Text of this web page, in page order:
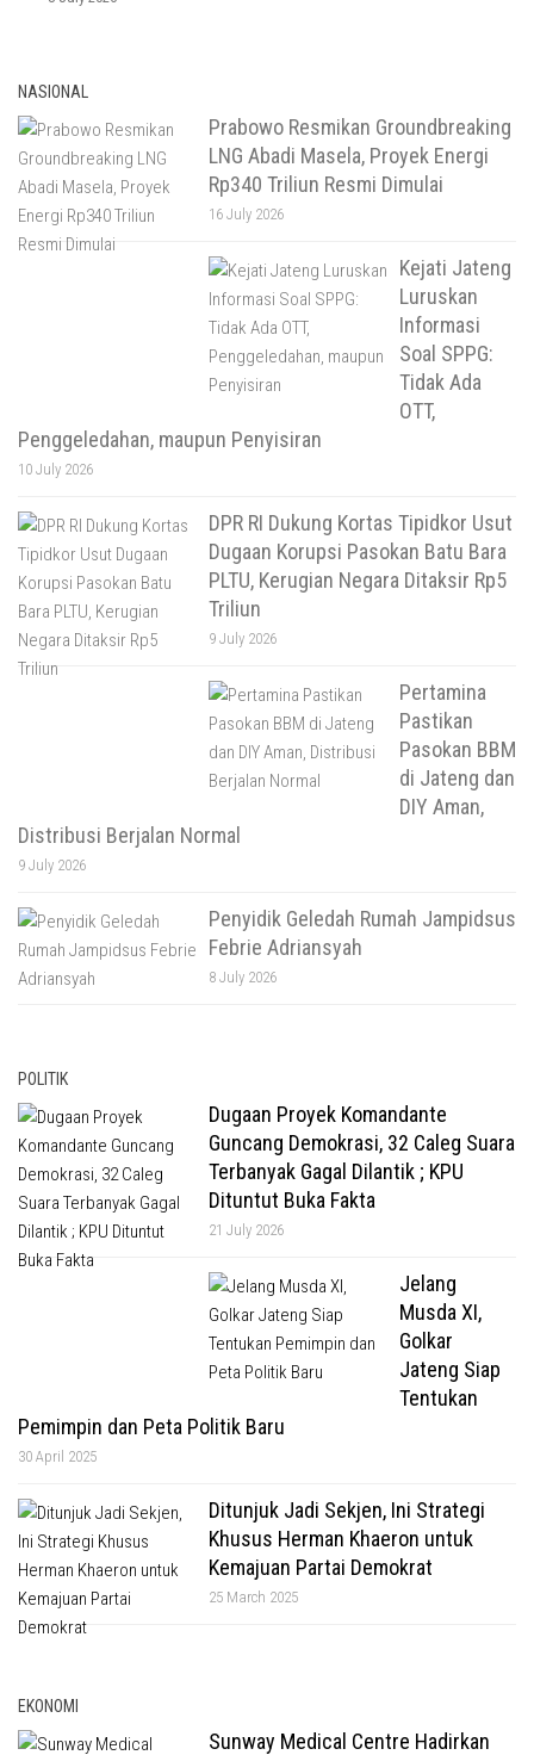
NASIONAL
Prabowo Resmikan Groundbreaking
LNG Abadi Masela, Proyek Energi
Rp340 Triliun Resmi Dimulai
16 July 2026
Kejati Jateng
Luruskan
Informasi
Soal SPPG:
Tidak Ada
OTT,
Penggeledahan, maupun Penyisiran
10 July 2026
DPR RI Dukung Kortas Tipidkor Usut
Dugaan Korupsi Pasokan Batu Bara
PLTU, Kerugian Negara Ditaksir Rp5
Triliun
9 July 2026
Pertamina
Pastikan
Pasokan BBM
di Jateng dan
DIY Aman,
Distribusi Berjalan Normal
9 July 2026
Penyidik Geledah Rumah Jampidsus
Febrie Adriansyah
8 July 2026
POLITIK
Dugaan Proyek Komandante
Guncang Demokrasi, 32 Caleg Suara
Terbanyak Gagal Dilantik ; KPU
Dituntut Buka Fakta
21 July 2026
Jelang
Musda XI,
Golkar
Jateng Siap
Tentukan
Pemimpin dan Peta Politik Baru
30 April 2025
Ditunjuk Jadi Sekjen, Ini Strategi
Khusus Herman Khaeron untuk
Kemajuan Partai Demokrat
25 March 2025
EKONOMI
Sunway Medical Centre Hadirkan